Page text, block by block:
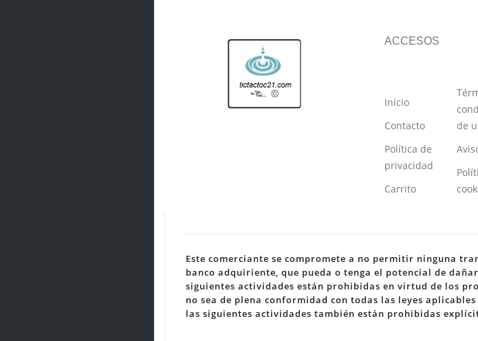
ACCESOS
Inicio
Contacto
Política de
privacidad
Carrito
de
Este comerciante se compromete a no permitir ninguna
banco adquiriente, que pueda o tenga el potencial de
siguientes actividades están prohibidas en virtud de los
no sea de plena conformidad con todas las leyes
las siguientes actividades también están prohibidas